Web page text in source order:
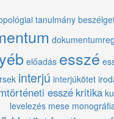
tanulmány
előadás esszé
interjú interjúkötet
esszé kritika
levelezés mese